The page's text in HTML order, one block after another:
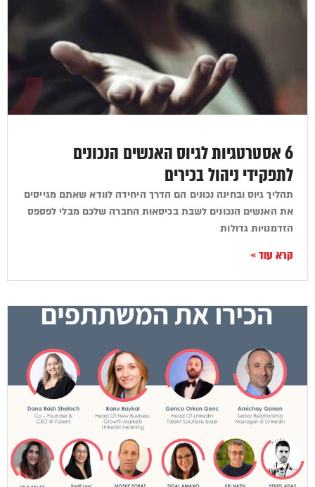
6 אסטרטגיות לגיוס האנשים הנכונים
לתפקידי ניהול בכירים
תהליך גיוס ובחינה נכונים הם הדרך היחידה לוודא שאתם מגייסים
את האנשים הנכונים לשבת בכיסאות החברה שלכם מבלי לפספס
הזדמנויות גדולות
קרא עוד »